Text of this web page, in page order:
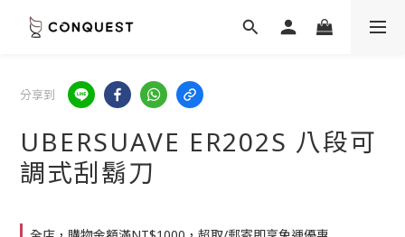
分享到
UBERSUAVE ER202S 八段可
調式刮鬍刀